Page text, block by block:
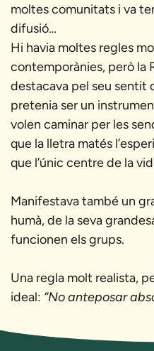
moltes comunitats i va
difusió…
Hi havia moltes regles
contemporànies, però la
destacava pel seu sentit
pretenia ser un
volen caminar per les
que la lletra matés
que l’únic centre de la
Manifestava també un
humà, de la seva
funcionen els grups.
Una regla molt realista,
ideal: “No anteposar